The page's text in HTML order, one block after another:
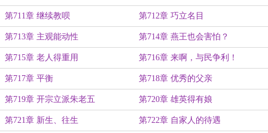
第711章 继续教呗 第712章 巧立名目
第713章 主观能动性 第714章 燕王也会害怕？
第715章 老人得重用 第716章 来啊，与民争利！
第717章 平衡 第718章 优秀的父亲
第719章 开宗立派朱老五 第720章 雄英得有娘
第721章 新生、往生 第722章 自家人的待遇